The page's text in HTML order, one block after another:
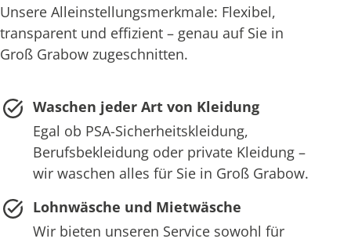
Unsere Alleinstellungsmerkmale: Flexibel,
transparent und effizient – genau auf Sie in
Groß Grabow zugeschnitten.
Waschen jeder Art von Kleidung
Egal ob PSA-Sicherheitskleidung,
Berufsbekleidung oder private Kleidung –
wir waschen alles für Sie in Groß Grabow.
Lohnwäsche und Mietwäsche
Wir bieten unseren Service sowohl für